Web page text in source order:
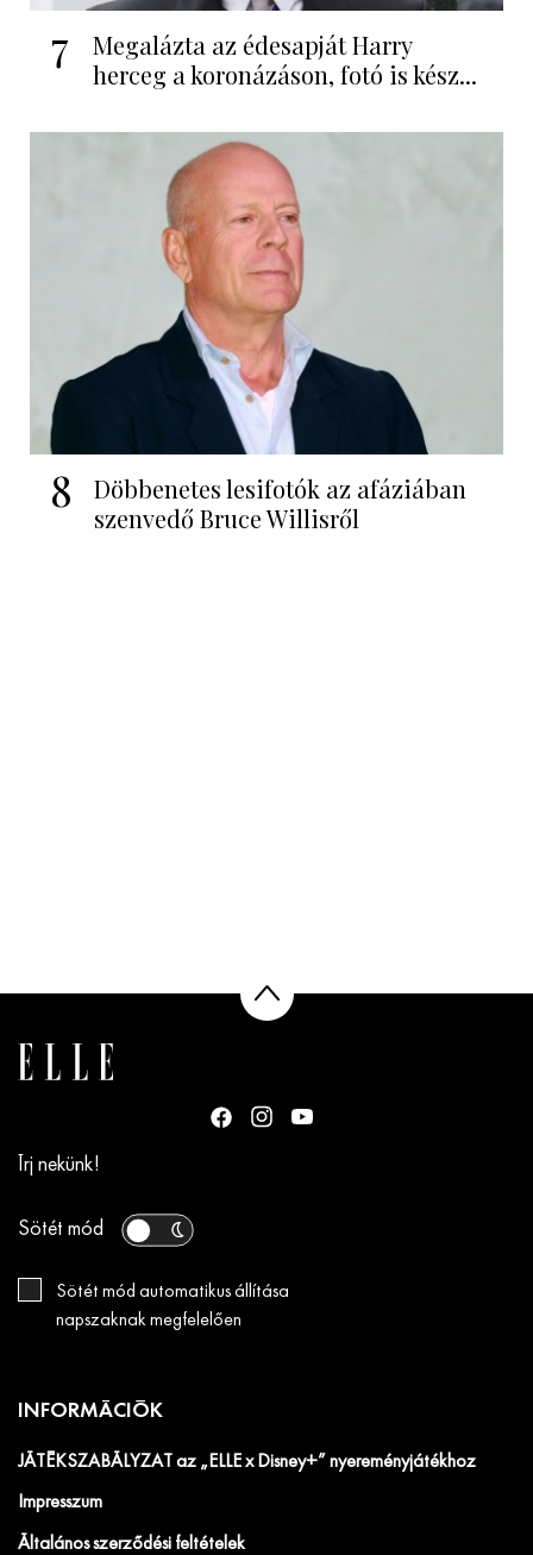
7
Megalázta az édesapját Harry
herceg a koronázáson, fotó is kész...
8
Döbbenetes lesifotók az afáziában
szenvedő Bruce Willisről
Írj nekünk!
Sötét mód
Sötét mód automatikus állítása
napszaknak megfelelően
INFORMÁCIÓK
JÁTÉKSZABÁLYZAT az „ELLE x Disney+” nyereményjátékhoz
Impresszum
Általános szerződési feltételek